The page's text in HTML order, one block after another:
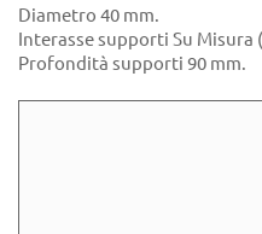
Diametro 40 mm.
Interasse supporti Su
Profondità supporti 90 mm.